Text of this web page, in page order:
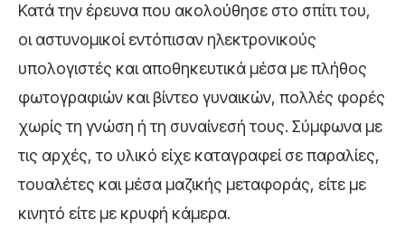
Κατά την έρευνα που ακολούθησε στο σπίτι του,
οι αστυνομικοί εντόπισαν ηλεκτρονικούς
υπολογιστές και αποθηκευτικά μέσα με πλήθος
φωτογραφιών και βίντεο γυναικών, πολλές φορές
χωρίς τη γνώση ή τη συναίνεσή τους. Σύμφωνα με
τις αρχές, το υλικό είχε καταγραφεί σε παραλίες,
τουαλέτες και μέσα μαζικής μεταφοράς, είτε με
κινητό είτε με κρυφή κάμερα.